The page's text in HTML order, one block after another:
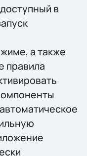
в
а также
правила